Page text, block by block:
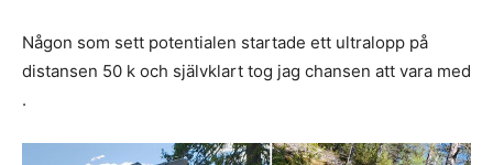
Någon som sett potentialen startade ett ultralopp på
distansen 50 k och självklart tog jag chansen att vara med
.